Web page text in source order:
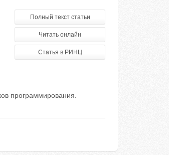
Полный текст статьи
Читать онлайн
Статья в РИНЦ
программирования.